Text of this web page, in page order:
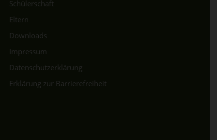
Schülerschaft
Eltern
Downloads
Impressum
Datenschutzerklärung
Erklärung zur Barrierefreiheit